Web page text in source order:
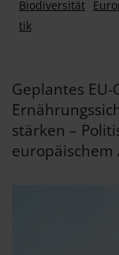
Biodiversität
tik
Geplantes
stärken –
europäischem